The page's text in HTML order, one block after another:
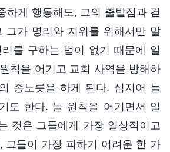
하게 행동해도, 그의 출발점과 걷
그가 명리와 지위를 위해서만 말
를 구하는 법이 없기 때문에 일
칙을 어기고 교회 사역을 방해하
종노릇을 하게 된다. 심지어 늘
도 한다. 늘 원칙을 어기면서 일
것은 그들에게 가장 일상적이고
그들이 가장 피하기 어려운 한 가